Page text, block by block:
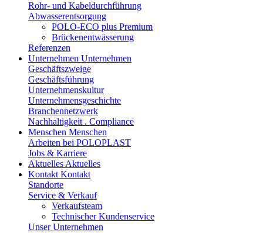
Rohr- und Kabeldurchführung
Abwasserentsorgung
POLO-ECO plus Premium
Brückenentwässerung
Referenzen
Unternehmen Unternehmen
Geschäftszweige
Geschäftsführung
Unternehmenskultur
Unternehmensgeschichte
Branchennetzwerk
Nachhaltigkeit . Compliance
Menschen Menschen
Arbeiten bei POLOPLAST
Jobs & Karriere
Aktuelles Aktuelles
Kontakt Kontakt
Standorte
Service & Verkauf
Verkaufsteam
Technischer Kundenservice
Unser Unternehmen